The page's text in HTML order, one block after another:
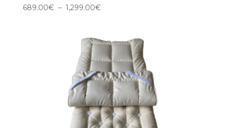
689.00€ – 1,299.00€Plage
689.00€
1,299.00€